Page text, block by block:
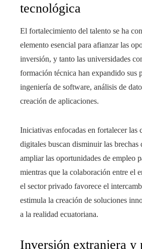
tecnológica
El fortalecimiento del talento se ha
elemento esencial para afianzar las
inversión, y tanto las universidades
formación técnica han expandido sus
ingeniería de software, análisis de
creación de aplicaciones.
Iniciativas enfocadas en fortalecer las
digitales buscan disminuir las
ampliar las oportunidades de empleo
mientras que la colaboración entre el
el sector privado favorece el
estimula la creación de soluciones
a la realidad ecuatoriana.
Inversión extranjera y